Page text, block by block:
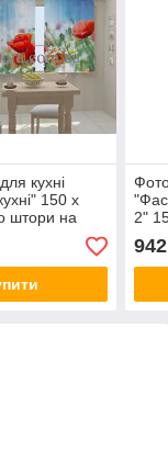
кухні
150 х
штори на
2"
942